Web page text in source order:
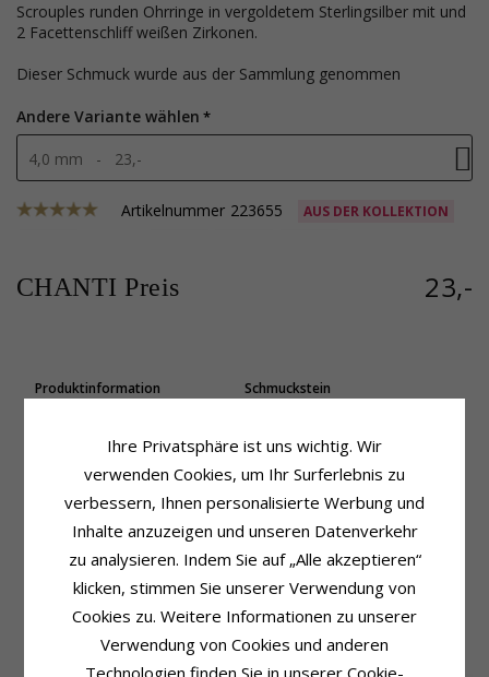
Scrouples runden Ohrringe in vergoldetem Sterlingsilber mit und
2 Facettenschliff weißen Zirkonen.
Dieser Schmuck wurde aus der Sammlung genommen
Andere Variante wählen
4,0 mm - 23,-
Artikelnummer 223655 AUS DER KOLLEKTION
CHANTI Preis 23,-
Produktinformation
Runden
Ohrringe
Metall:Vergoldetem Sterlingsilber
Schmuckstein
Farbe: Weißem
Schmuckstein:Zirkon
Größe
Durchmesser: 4,0 mm
Lieferzeit
Lieferzeit:4-5 Werktage
KUNDEN KAUFTEN AUCH
Ihre Privatsphäre ist uns wichtig. Wir
verwenden Cookies, um Ihr Surferlebnis zu
verbessern, Ihnen personalisierte Werbung und
Inhalte anzuzeigen und unseren Datenverkehr
zu analysieren. Indem Sie auf „Alle akzeptieren“
klicken, stimmen Sie unserer Verwendung von
Cookies zu. Weitere Informationen zu unserer
Verwendung von Cookies und anderen
Technologien finden Sie in unserer Cookie-